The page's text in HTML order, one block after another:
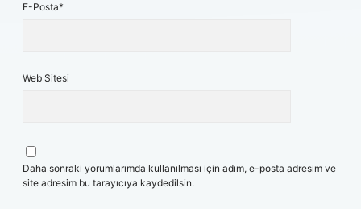
E-Posta*
Web Sitesi
Daha sonraki yorumlarımda kullanılması için adım, e-posta adresim ve
site adresim bu tarayıcıya kaydedilsin.